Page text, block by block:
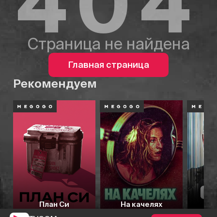
Страница не найдена
Главная страница
Рекомендуем
План Си На качелях